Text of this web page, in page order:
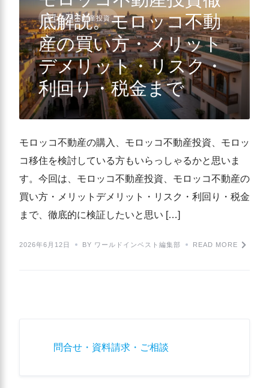
モロッコ不動産投資
底解説。モロッコ不動
産の買い方・メリット
デメリット・リスク・
利回り・税金まで
モロッコ不動産の購入、モロッコ不動産投資、モロッ
コ移住を検討している方もいらっしゃるかと思いま
す。今回は、モロッコ不動産投資、モロッコ不動産の
買い方・メリットデメリット・リスク・利回り・税金
まで、徹底的に検証したいと思い […]
2026年6月12日 BY ワールドインベスト編集部 READ MORE
問合せ・資料請求・ご相談